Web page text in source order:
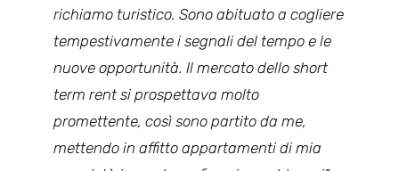
richiamo turistico. Sono abituato a cogliere
tempestivamente i segnali del tempo e le
nuove opportunità. Il mercato dello short
term rent si prospettava molto
promettente, così sono partito da me,
mettendo in affitto appartamenti di mia